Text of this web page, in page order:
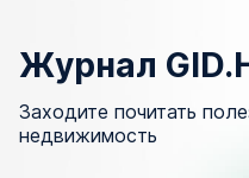
Журнал
Заходите почитать
недвижимость